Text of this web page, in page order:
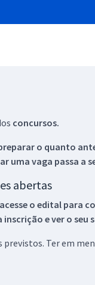
concursos.
o quanto
uma vaga passa a
abertas
o edital para
e ver o seu
Ter em